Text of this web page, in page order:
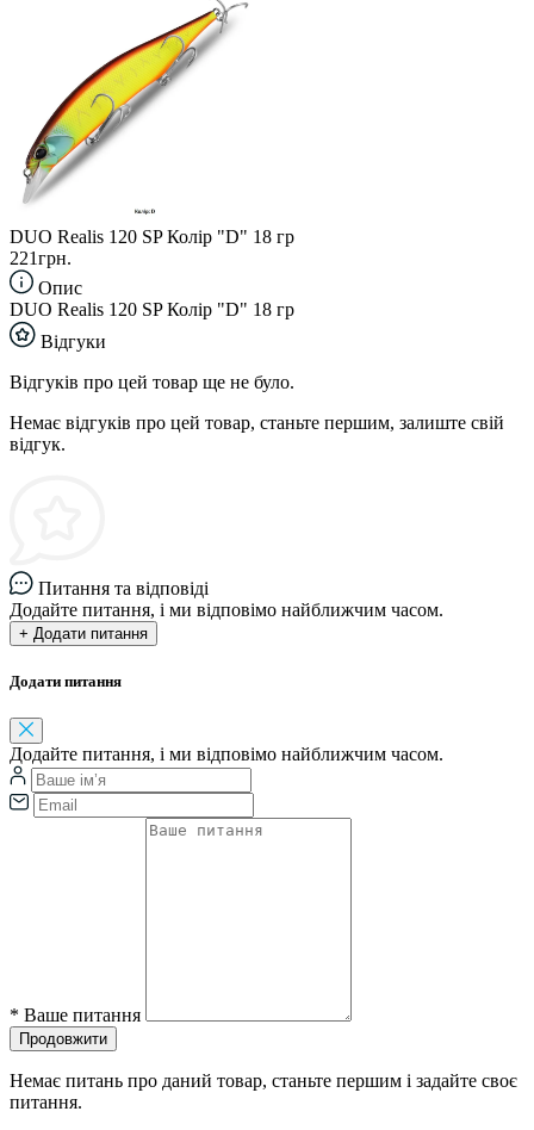
DUO Realis 120 SP Колір "D" 18 гр
221грн.
Опис
DUO Realis 120 SP Колір "D" 18 гр
Відгуки
Відгуків про цей товар ще не було.
Немає відгуків про цей товар, станьте першим, залиште свій
відгук.
Питання та відповіді
Додайте питання, і ми відповімо найближчим часом.
+ Додати питання
Додати питання
Додайте питання, і ми відповімо найближчим часом.
* Ваше питання
Продовжити
Немає питань про даний товар, станьте першим і задайте своє
питання.